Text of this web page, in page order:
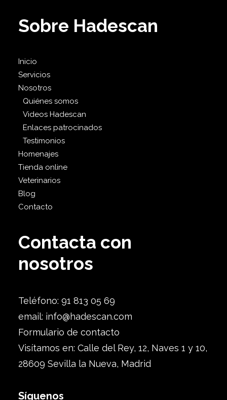
Sobre Hadescan
Inicio
Servicios
Nosotros
Quiénes somos
Videos Hadescan
Enlaces patrocinados
Testimonios
Homenajes
Tienda online
Veterinarios
Blog
Contacto
Contacta con
nosotros
Teléfono: 91 813 05 69
email: info@hadescan.com
Formulario de contacto
Visítamos en: Calle del Rey, 12, Naves 1 y 10,
28609 Sevilla la Nueva, Madrid
Síguenos